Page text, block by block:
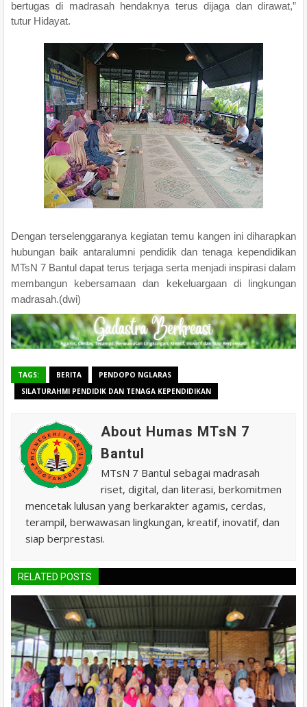
bertugas di madrasah hendaknya terus dijaga dan dirawat,”
tutur Hidayat.
Dengan terselenggaranya kegiatan temu kangen ini diharapkan
hubungan baik antaralumni pendidik dan tenaga kependidikan
MTsN 7 Bantul dapat terus terjaga serta menjadi inspirasi dalam
membangun kebersamaan dan kekeluargaan di lingkungan
madrasah.(dwi)
TAGS: BERITA
PENDOPO NGLARAS
SILATURAHMI PENDIDIK DAN TENAGA KEPENDIDIKAN
About Humas MTsN 7
Bantul
MTsN 7 Bantul sebagai madrasah
riset, digital, dan literasi, berkomitmen
mencetak lulusan yang berkarakter agamis, cerdas,
terampil, berwawasan lingkungan, kreatif, inovatif, dan
siap berprestasi.
RELATED POSTS